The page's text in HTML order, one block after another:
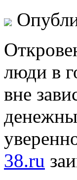
люди в
вне
38.ru